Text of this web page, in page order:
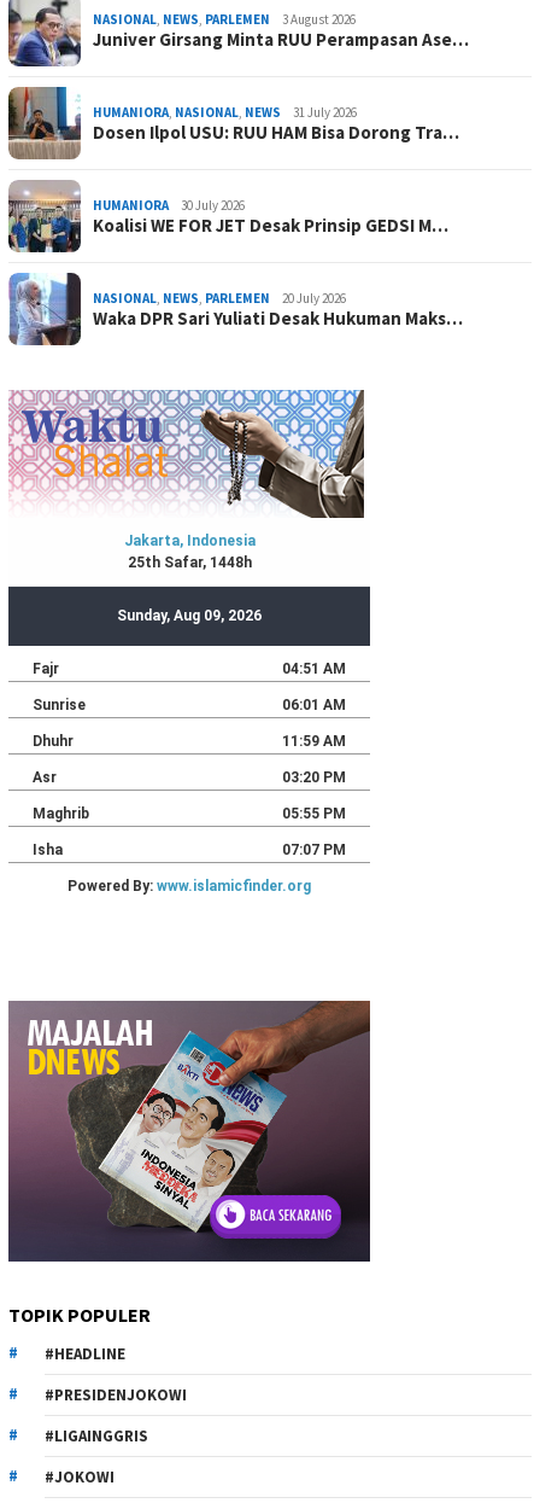
NASIONAL, NEWS, PARLEMEN 3 August 2026
Juniver Girsang Minta RUU Perampasan Ase…
HUMANIORA, NASIONAL, NEWS 31 July 2026
Dosen Ilpol USU: RUU HAM Bisa Dorong Tra…
HUMANIORA 30 July 2026
Koalisi WE FOR JET Desak Prinsip GEDSI M…
NASIONAL, NEWS, PARLEMEN 20 July 2026
Waka DPR Sari Yuliati Desak Hukuman Maks…
TOPIK POPULER
#HEADLINE
#PRESIDENJOKOWI
#LIGAINGGRIS
#JOKOWI